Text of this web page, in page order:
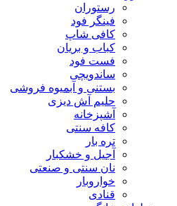
رستوران
فینگر فود
کافی شاپ
کباب و بریان
فست فود
ساندویچی
بستنی و آبمیوه فروشی
حلیم آش دیزی
آشپزخانه
کافه سنتی
تره بار
آجیل و خشکبار
نان سنتی و صنعتی
خواروبار
قنادی